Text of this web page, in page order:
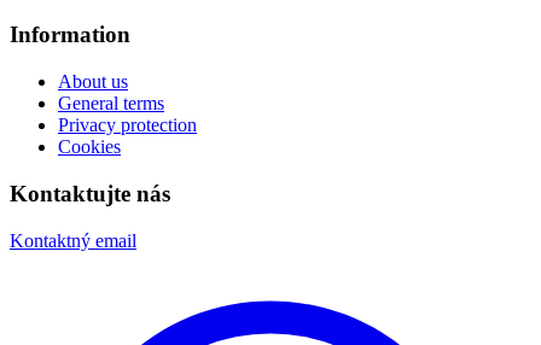
Information
About us
General terms
Privacy protection
Cookies
Kontaktujte nás
Kontaktný email